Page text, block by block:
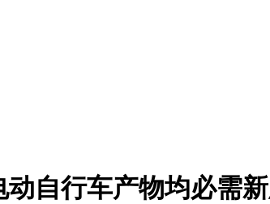
动自行车产物均必需